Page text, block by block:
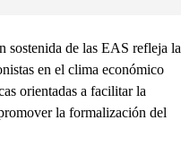
sostenida de las EAS refleja la
en el clima económico
orientadas a facilitar la
la formalización del